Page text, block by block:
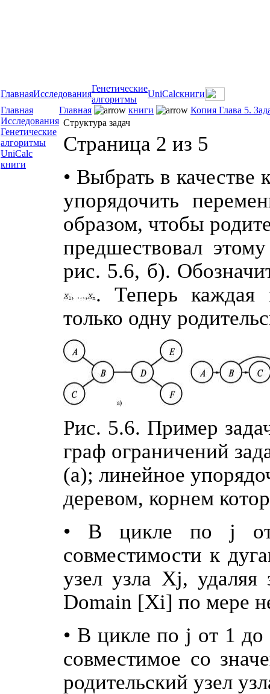
ГлавнаяИсследования
Генетические
алгоритмы
UniCalcкниги
Главная
Исследования
Генетические
алгоритмы
UniCalc
книги
Главная книги
Копия Глава 5.
Структура задач
Страница 2 из 5
• Выбрать в
упорядочить
образом, чтобы
предшествовал
рис. 5.6, б).
. Теперь каждая
только одну
Рис. 5.6. Пример
граф ограничений
(а); линейное
деревом, корнем
• В цикле по j от
совместимости к
узел узла Xj, удаляя
Domain [Xi] по мере
• В цикле по j от 1 до
совместимое со
родительский узел